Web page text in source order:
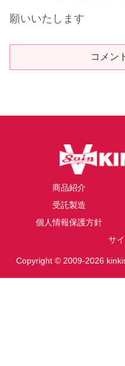
願いいたします
コメン
商品紹介
受託製造
個人情報保護方針
サ
Copyright © 2009-2026